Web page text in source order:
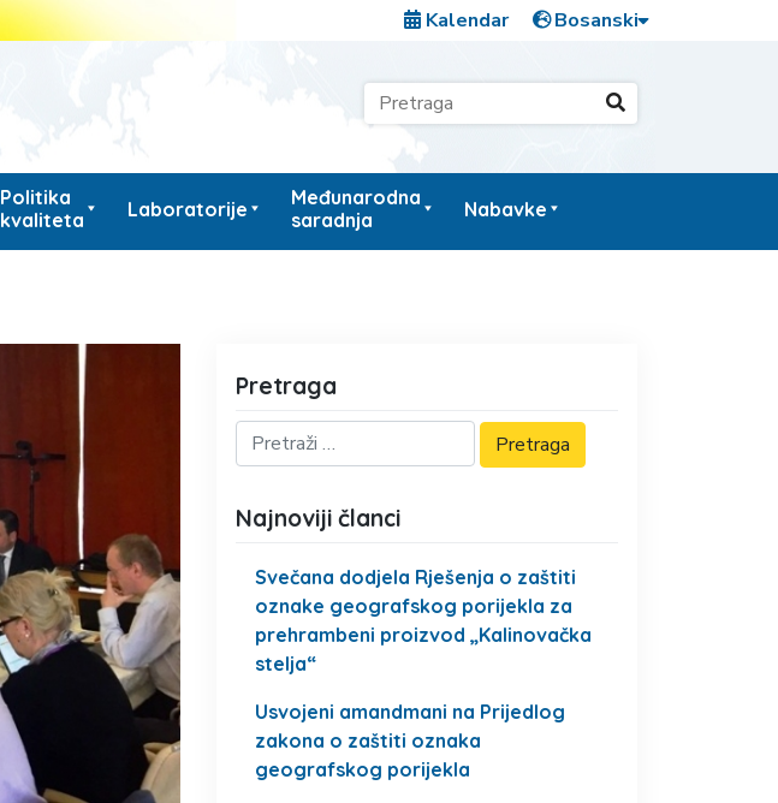
Kalendar
Politika
kvaliteta
Laboratorije
Međunarodna
saradnja
Nabavke
Pretraga
Najnoviji članci
Svečana dodjela Rješenja o zaštiti
oznake geografskog porijekla za
prehrambeni proizvod „Kalinovačka
stelja“
Usvojeni amandmani na Prijedlog
zakona o zaštiti oznaka
geografskog porijekla